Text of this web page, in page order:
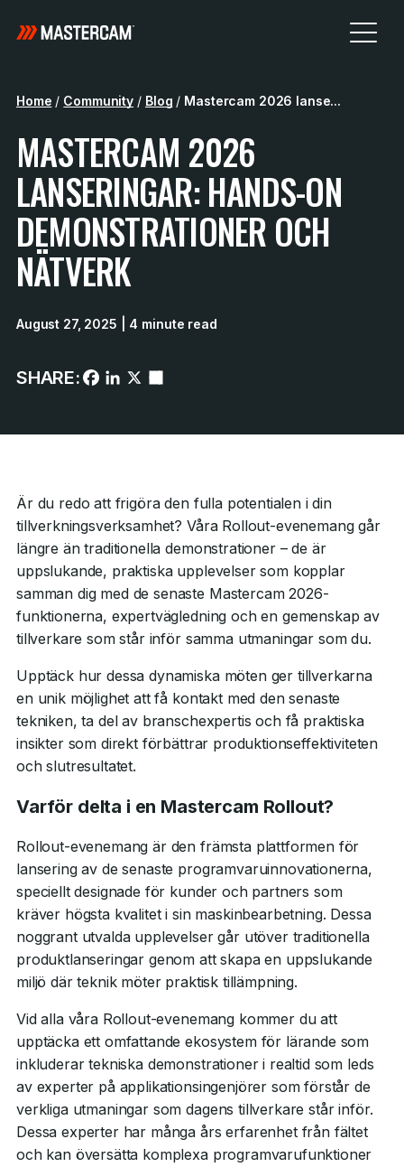
Home / Community / Blog / Mastercam 2026 lanse...
MASTERCAM 2026
LANSERINGAR: HANDS-ON
DEMONSTRATIONER OCH
NÄTVERK
August 27, 2025 | 4 minute read
SHARE:
Är du redo att frigöra den fulla potentialen i din
tillverkningsverksamhet? Våra Rollout-evenemang går
längre än traditionella demonstrationer – de är
uppslukande, praktiska upplevelser som kopplar
samman dig med de senaste Mastercam 2026-
funktionerna, expertvägledning och en gemenskap av
tillverkare som står inför samma utmaningar som du.
Upptäck hur dessa dynamiska möten ger tillverkarna
en unik möjlighet att få kontakt med den senaste
tekniken, ta del av branschexpertis och få praktiska
insikter som direkt förbättrar produktionseffektiviteten
och slutresultatet.
Varför delta i en Mastercam Rollout?
Rollout-evenemang är den främsta plattformen för
lansering av de senaste programvaruinnovationerna,
speciellt designade för kunder och partners som
kräver högsta kvalitet i sin maskinbearbetning. Dessa
noggrant utvalda upplevelser går utöver traditionella
produktlanseringar genom att skapa en uppslukande
miljö där teknik möter praktisk tillämpning.
Vid alla våra Rollout-evenemang kommer du att
upptäcka ett omfattande ekosystem för lärande som
inkluderar tekniska demonstrationer i realtid som leds
av experter på applikationsingenjörer som förstår de
verkliga utmaningar som dagens tillverkare står inför.
Dessa experter har många års erfarenhet från fältet
och kan översätta komplexa programvarufunktioner